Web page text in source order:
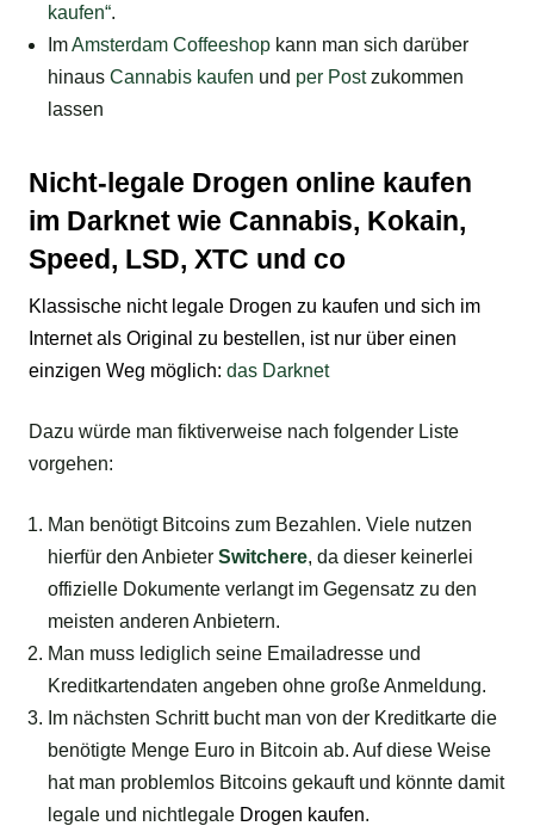
kaufen“.
ImAmsterdam Coffeeshop kann man sich darüber
hinaus Cannabis kaufen und per Postzukommen
lassen
Nicht-legale Drogen online kaufen
im Darknet wie Cannabis, Kokain,
Speed, LSD, XTC und co
Klassische nicht legale Drogen zu kaufen und sich im
Internet als Original zu bestellen, ist nur über einen
einzigen Weg möglich: das Darknet
Dazu würde man fiktiverweise nach folgender Liste
vorgehen:
Man benötigt Bitcoins zum Bezahlen. Viele nutzen
hierfür den Anbieter Switchere, da dieser keinerlei
offizielle Dokumente verlangt im Gegensatz zu den
meisten anderen Anbietern.
Man muss lediglich seine Emailadresse und
Kreditkartendaten angeben ohne große Anmeldung.
Im nächsten Schritt bucht man von der Kreditkarte die
benötigte Menge Euro in Bitcoin ab. Auf diese Weise
hat man problemlos Bitcoins gekauft und könnte damit
legale und nichtlegale Drogen kaufen.